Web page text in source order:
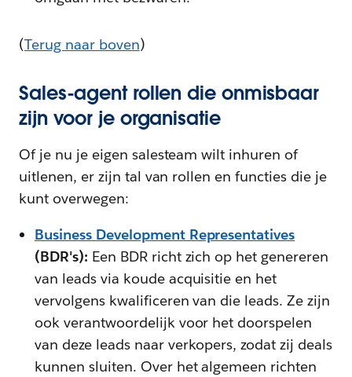
(Terug naar boven)
Sales-agent rollen die onmisbaar
zijn voor je organisatie
Of je nu je eigen salesteam wilt inhuren of
uitlenen, er zijn tal van rollen en functies die je
kunt overwegen:
Business Development Representatives
(BDR's): Een BDR richt zich op het genereren
van leads via koude acquisitie en het
vervolgens kwalificeren van die leads. Ze zijn
ook verantwoordelijk voor het doorspelen
van deze leads naar verkopers, zodat zij deals
kunnen sluiten. Over het algemeen richten